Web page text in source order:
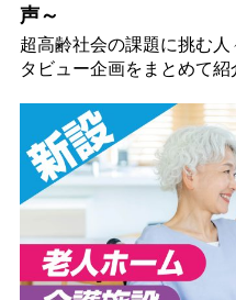
声～
超高齢社会の課題に挑む
タビュー企画をまとめて紹